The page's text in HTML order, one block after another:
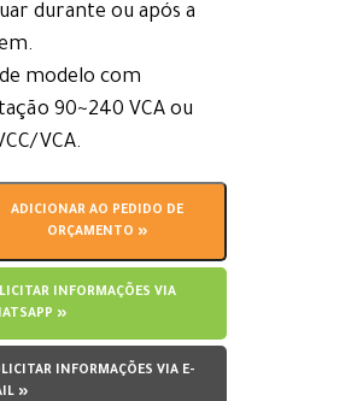
durante ou após a
modelo com
90~240 VCA ou
VCA.
ADICIONAR AO PEDIDO DE
ORÇAMENTO »
INFORMAÇÕES VIA
»
INFORMAÇÕES VIA E-
»